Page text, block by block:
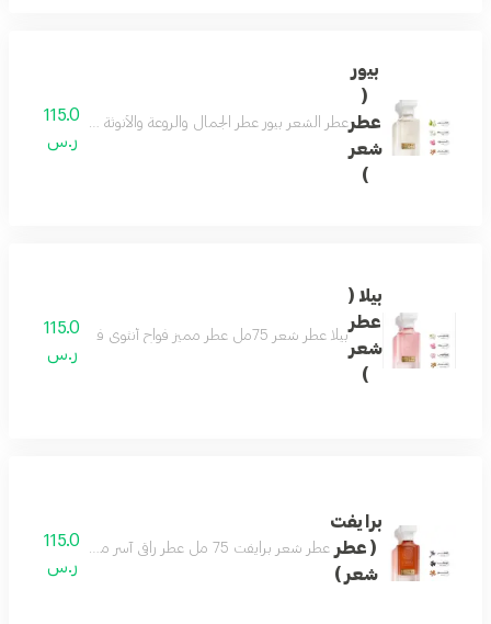
بيور
(
عطر
شعر
)
عطر الشعر بيور عطر الجمال والروعة والأنوثة فواح ورائع
115.0
ر.س
بيلا (
عطر
شعر
)
بيلا عطر شعر 75مل عطر مميز فواح أنثوي فاخر بتكوين رائع من الورد والياسمين يفيض جمال ونعومة مع نفحات من خشب الصندل والتفاح ليضفى لك لطافة وجمال لايضاهى مكونات العطر الورد - الياسمين - زهرة اللوتس - تفاح - خشب الصندل
115.0
ر.س
برايفت
( عطر
شعر )
عطر شعر برايفت 75 مل عطر راقي آسر مفعم بالتميز والتفرّد تفوح منه رائحة الخزامى واللوز لتولد إحساساً بالبهجة والراحة . مع نفحات من رائحة المرّ المفعم بالأحاسيس ورائحة التونكا الفاخرة والمميزة جداً لتضفي مزيداً من السخاء
115.0
ر.س